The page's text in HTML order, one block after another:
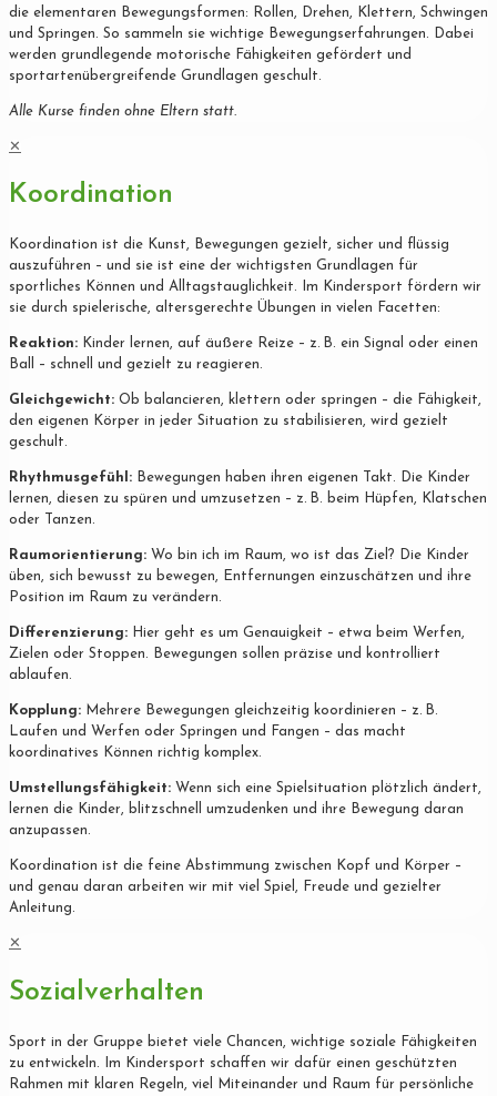
die elementaren Bewegungsformen: Rollen, Drehen, Klettern, Schwingen
und Springen. So sammeln sie wichtige Bewegungserfahrungen. Dabei
werden grundlegende motorische Fähigkeiten gefördert und
sportartenübergreifende Grundlagen geschult.
Alle Kurse finden ohne Eltern statt.
✕
Koordination
Koordination ist die Kunst, Bewegungen gezielt, sicher und flüssig
auszuführen – und sie ist eine der wichtigsten Grundlagen für
sportliches Können und Alltagstauglichkeit. Im Kindersport fördern wir
sie durch spielerische, altersgerechte Übungen in vielen Facetten:
Reaktion: Kinder lernen, auf äußere Reize – z. B. ein Signal oder einen
Ball – schnell und gezielt zu reagieren.
Gleichgewicht: Ob balancieren, klettern oder springen – die Fähigkeit,
den eigenen Körper in jeder Situation zu stabilisieren, wird gezielt
geschult.
Rhythmusgefühl: Bewegungen haben ihren eigenen Takt. Die Kinder
lernen, diesen zu spüren und umzusetzen – z. B. beim Hüpfen, Klatschen
oder Tanzen.
Raumorientierung: Wo bin ich im Raum, wo ist das Ziel? Die Kinder
üben, sich bewusst zu bewegen, Entfernungen einzuschätzen und ihre
Position im Raum zu verändern.
Differenzierung: Hier geht es um Genauigkeit – etwa beim Werfen,
Zielen oder Stoppen. Bewegungen sollen präzise und kontrolliert
ablaufen.
Kopplung: Mehrere Bewegungen gleichzeitig koordinieren – z. B.
Laufen und Werfen oder Springen und Fangen – das macht
koordinatives Können richtig komplex.
Umstellungsfähigkeit: Wenn sich eine Spielsituation plötzlich ändert,
lernen die Kinder, blitzschnell umzudenken und ihre Bewegung daran
anzupassen.
Koordination ist die feine Abstimmung zwischen Kopf und Körper –
und genau daran arbeiten wir mit viel Spiel, Freude und gezielter
Anleitung.
✕
Sozialverhalten
Sport in der Gruppe bietet viele Chancen, wichtige soziale Fähigkeiten
zu entwickeln. Im Kindersport schaffen wir dafür einen geschützten
Rahmen mit klaren Regeln, viel Miteinander und Raum für persönliche